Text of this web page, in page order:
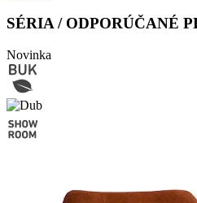
SÉRIA / ODPORÚČANÉ
Novinka